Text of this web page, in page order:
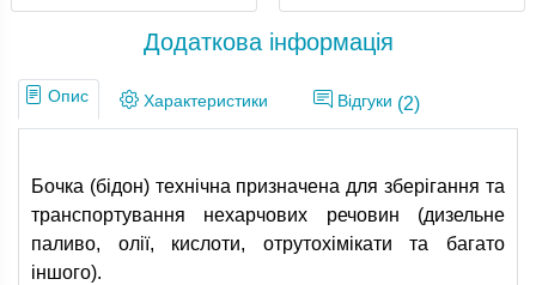
Додаткова інформація
Опис Характеристики Відгуки (2)
Бочка (бідон) технічна призначена для зберігання та
транспортування нехарчових речовин (дизельне
паливо, олії, кислоти, отрутохімікати та багато
іншого).